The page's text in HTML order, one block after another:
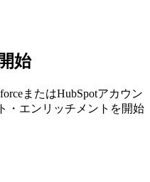
始
またはHubSpotアカウン
・エンリッチメントを開始